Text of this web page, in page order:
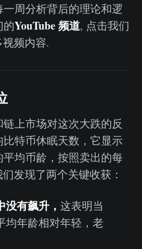
一周分析背后的理论和逻
的YouTube 频道, 点击我们
频内容.
上市场对这次大跌的反
特币休眠天数，它显示
均币龄，按照卖出的每
发现了两个关键收获：
有飙升， 这表明当
均年龄相对年轻，老